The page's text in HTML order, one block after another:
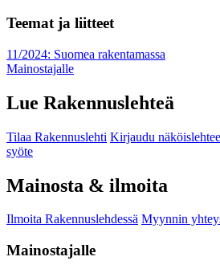
Teemat ja liitteet
11/2024: Suomea rakentamassa
Mainostajalle
Lue Rakennuslehteä
Tilaa Rakennuslehti Kirjaudu
syöte
Mainosta & ilmoita
Ilmoita Rakennuslehdessä Myynnin
Mainostajalle